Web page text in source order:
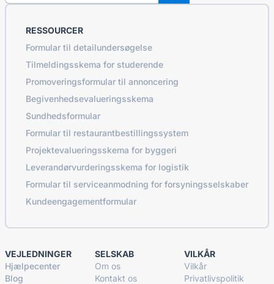
RESSOURCER
Formular til detailundersøgelse
Tilmeldingsskema for studerende
Promoveringsformular til annoncering
Begivenhedsevalueringsskema
Sundhedsformular
Formular til restaurantbestillingssystem
Projektevalueringsskema for byggeri
Leverandørvurderingsskema for logistik
Formular til serviceanmodning for forsyningsselskaber
Kundeengagementformular
VEJLEDNINGER
Hjælpecenter
Blog
SELSKAB
Om os
Kontakt os
VILKÅR
Vilkår
Privatlivspolitik